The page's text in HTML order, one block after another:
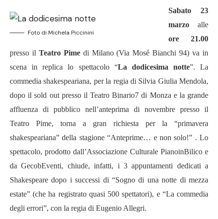
Foto di Michela Piccinini
Sabato 23
marzoalle
ore 21.00
presso il Teatro Pimedi Milano (Via Mosé Bianchi 94) va in
scena in replica lo spettacolo “La dodicesima notte”. La
commedia shakespeariana, per la regia di Silvia Giulia Mendola,
dopo il sold out presso il Teatro Binario7 di Monza e la grande
affluenza di pubblico nell’anteprima di novembre presso il
Teatro Pime, torna a gran richiesta per la “primavera
shakespeariana” della stagione “Anteprime… e non solo!” . Lo
spettacolo, prodotto dall’Associazione Culturale PianoinBilico e
da GecobEventi, chiude, infatti, i 3 appuntamenti dedicati a
Shakespeare dopo i successi di “Sogno di una notte di mezza
estate” (che ha registrato quasi 500 spettatori), e “La commedia
degli errori”, con la regia di Eugenio Allegri.